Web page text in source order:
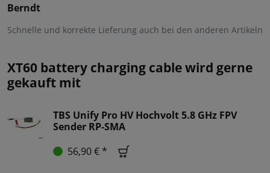
Berndt
Schnelle und korrekte Lieferung auch bei den anderen Artikeln
XT60 battery charging cable wird gerne
gekauft mit
TBS Unify Pro HV Hochvolt 5.8 GHz FPV
Sender RP-SMA
56,90 € *